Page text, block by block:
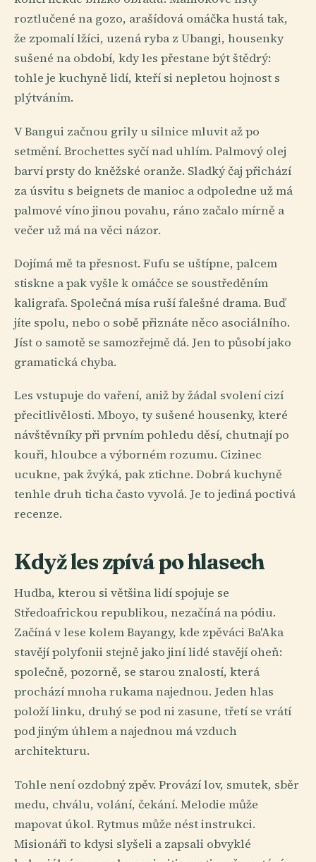
roztlučené na gozo, arašídová omáčka hustá tak,
že zpomalí lžíci, uzená ryba z Ubangi, housenky
sušené na období, kdy les přestane být štědrý:
tohle je kuchyně lidí, kteří si nepletou hojnost s
plýtváním.
V Bangui začnou grily u silnice mluvit až po
setmění. Brochettes syčí nad uhlím. Palmový olej
barví prsty do kněžské oranže. Sladký čaj přichází
za úsvitu s beignets de manioc a odpoledne už má
palmové víno jinou povahu, ráno začalo mírně a
večer už má na věci názor.
Dojímá mě ta přesnost. Fufu se uštípne, palcem
stiskne a pak vyšle k omáčce se soustředěním
kaligrafa. Společná mísa ruší falešné drama. Buď
jíte spolu, nebo o sobě přiznáte něco asociálního.
Jíst o samotě se samozřejmě dá. Jen to působí jako
gramatická chyba.
Les vstupuje do vaření, aniž by žádal svolení cizí
přecitlivělosti. Mboyo, ty sušené housenky, které
návštěvníky při prvním pohledu děsí, chutnají po
kouři, hloubce a výborném rozumu. Cizinec
ucukne, pak žvýká, pak ztichne. Dobrá kuchyně
tenhle druh ticha často vyvolá. Je to jediná poctivá
recenze.
Když les zpívá po hlasech
Hudba, kterou si většina lidí spojuje se
Středoafrickou republikou, nezačíná na pódiu.
Začíná v lese kolem Bayangy, kde zpěváci Ba'Aka
stavějí polyfonii stejně jako jiní lidé stavějí oheň:
společně, pozorně, se starou znalostí, která
prochází mnoha rukama najednou. Jeden hlas
položí linku, druhý se pod ni zasune, třetí se vrátí
pod jiným úhlem a najednou má vzduch
architekturu.
Tohle není ozdobný zpěv. Provází lov, smutek, sběr
medu, chválu, volání, čekání. Melodie může
mapovat úkol. Rytmus může nést instrukci.
Misionáři to kdysi slyšeli a zapsali obvyklé